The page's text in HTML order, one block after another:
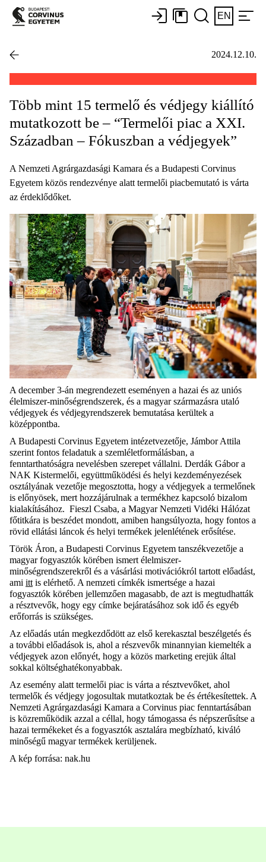
EN
2024.12.10.
Több mint 15 termelő és védjegy kiállító
mutatkozott be – “Termelői piac a XXI.
Században – Fókuszban a védjegyek”
A Nemzeti Agrárgazdasági Kamara és a Budapesti Corvinus
Egyetem közös rendezvénye alatt termelői piacbemutató is várta
az érdeklődőket.
A december 3-án megrendezett eseményen a hazai és az uniós
élelmiszer-minőségrendszerek, és a magyar származásra utaló
védjegyek és védjegyrendszerek bemutatása kerültek a
középpontba.
A Budapesti Corvinus Egyetem intézetvezetője, Jámbor Attila
szerint fontos feladatuk a szemléletformálásban, a
fenntarthatóságra nevelésben szerepet vállalni. Derdák Gábor a
NAK Kistermelői, együttműködési és helyi kezdeményezések
osztályának vezetője megosztotta, hogy a védjegyek a termelőnek
is előnyösek, mert hozzájárulnak a termékhez kapcsoló bizalom
kialakításához. Fieszl Csaba, a Magyar Nemzeti Vidéki Hálózat
főtitkára is beszédet mondott, amiben hangsúlyozta, hogy fontos a
rövid ellátási láncok és helyi termékek jelenlétének erősítése.
Török Áron, a Budapesti Corvinus Egyetem tanszékvezetője a
magyar fogyasztók körében ismert élelmiszer-
minőségrendszerekről és a vásárlási motivációkról tartott előadást,
ami itt is elérhető. A nemzeti címkék ismertsége a hazai
fogyasztók körében jellemzően magasabb, de azt is megtudhatták
a résztvevők, hogy egy címke bejáratásához sok idő és egyéb
erőforrás is szükséges.
Az előadás után megkezdődött az első kerekasztal beszélgetés és
a további előadások is, ahol a részvevők minannyian kiemelték a
védjegyek azon előnyét, hogy a közös marketing erejük által
sokkal költséghatékonyabbak.
Az esemény alatt termelői piac is várta a résztvevőket, ahol
termelők és védjegy jogosultak mutatkoztak be és értékesítettek. A
Nemzeti Agrárgazdasági Kamara a Corvinus piac fenntartásában
is közreműködik azzal a céllal, hogy támogassa és népszerűsítse a
hazai termékeket és a fogyasztók asztalára megbízható, kiváló
minőségű magyar termékek kerüljenek.
A kép forrása: nak.hu